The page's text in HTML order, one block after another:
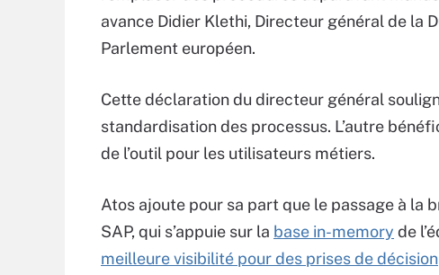
avance Didier Klethi, Directeur général de la
Parlement européen.
Cette déclaration du directeur général
standardisation des processus. L’autre
de l’outil pour les utilisateurs métiers.
Atos ajoute pour sa part que le passage à la
SAP, qui s’appuie sur la base in-memory de
meilleure visibilité pour des prises de décision